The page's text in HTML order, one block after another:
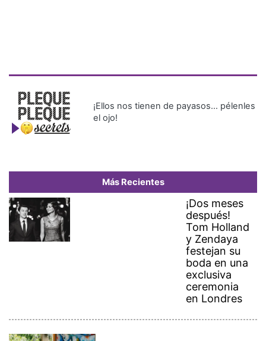
¡Ellos nos tienen de payasos… pélenles
el ojo!
Más Recientes
¡Dos meses
después!
Tom Holland
y Zendaya
festejan su
boda en una
exclusiva
ceremonia
en Londres